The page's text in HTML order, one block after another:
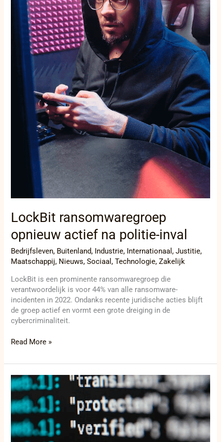
LockBit ransomwaregroep
opnieuw actief na politie-inval
Bedrijfsleven, Buitenland, Industrie, Internationaal,Justitie,
Maatschappij, Nieuws,Sociaal,Technologie,Zakelijk
LockBit is een prominente ransomwaregroep die
verantwoordelijk is voor 44% van alle ransomware-
incidenten in 2022. Ondanks recente juridische acties blijft
de groep actief en vormt een grote dreiging in de
cybercriminaliteit.
Read More »
Strenge
maatregelen
tegen
LockBit-
beheerder:
Internationale